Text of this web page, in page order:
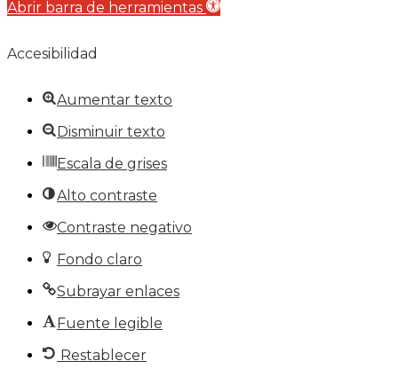
Abrir barra de herramientas
Accesibilidad
Aumentar texto
Disminuir texto
Escala de grises
Alto contraste
Contraste negativo
Fondo claro
Subrayar enlaces
Fuente legible
Restablecer